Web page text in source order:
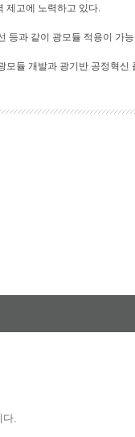
제고에 노력하고 있다.
등과 같이 광모듈 적용이 가
모듈 개발과 광기반 공정혁
다.